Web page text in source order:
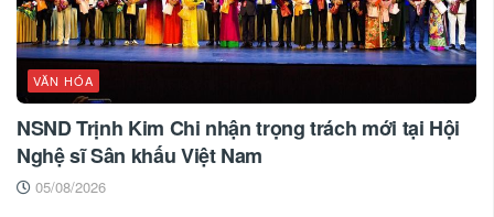
VĂN HÓA
NSND Trịnh Kim Chi nhận trọng trách mới tại Hội
Nghệ sĩ Sân khấu Việt Nam
05/08/2026